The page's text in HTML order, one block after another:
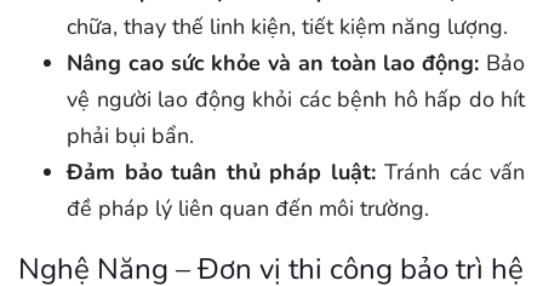
chữa, thay thế linh kiện, tiết kiệm năng lượng.
Nâng cao sức khỏe và an toàn lao động: Bảo
vệ người lao động khỏi các bệnh hô hấp do hít
phải bụi bẩn.
Đảm bảo tuân thủ pháp luật:Tránh các vấn
đề pháp lý liên quan đến môi trường.
Nghệ Năng – Đơn vị thi công bảo trì hệ